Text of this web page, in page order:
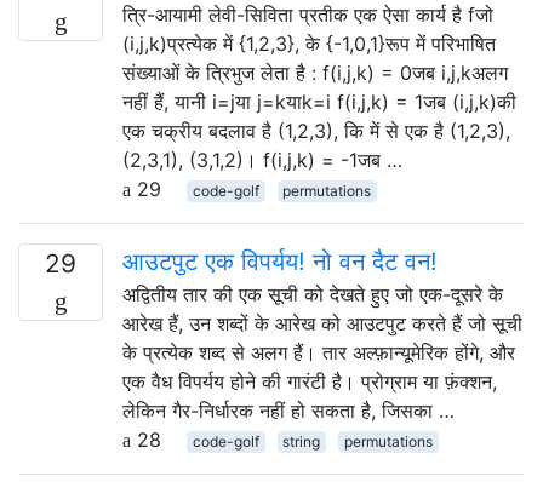
त्रि-आयामी लेवी-सिविता प्रतीक एक ऐसा कार्य है fजो
(i,j,k)प्रत्येक में {1,2,3}, के {-1,0,1}रूप में परिभाषित
संख्याओं के त्रिभुज लेता है : f(i,j,k) = 0जब i,j,kअलग
नहीं हैं, यानी i=jया j=kयाk=i f(i,j,k) = 1जब (i,j,k)की
एक चक्रीय बदलाव है (1,2,3), कि में से एक है (1,2,3),
(2,3,1), (3,1,2)। f(i,j,k) = -1जब …
29
code-golf permutations
29 आउटपुट एक विपर्यय! नो वन दैट वन!
अद्वितीय तार की एक सूची को देखते हुए जो एक-दूसरे के
आरेख हैं, उन शब्दों के आरेख को आउटपुट करते हैं जो सूची
के प्रत्येक शब्द से अलग हैं। तार अल्फ़ान्यूमेरिक होंगे, और
एक वैध विपर्यय होने की गारंटी है। प्रोग्राम या फ़ंक्शन,
लेकिन गैर-निर्धारक नहीं हो सकता है, जिसका …
28
code-golf string permutations